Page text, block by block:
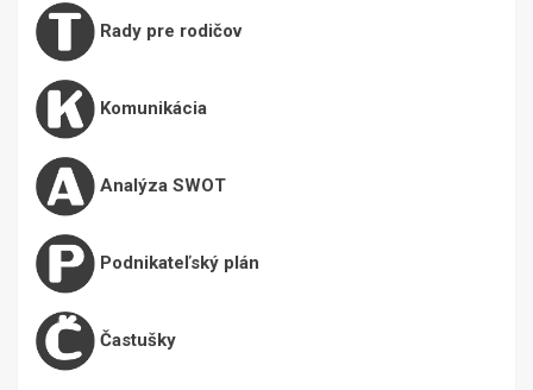
Rady pre rodičov
Komunikácia
Analýza SWOT
Podnikateľský plán
Častušky